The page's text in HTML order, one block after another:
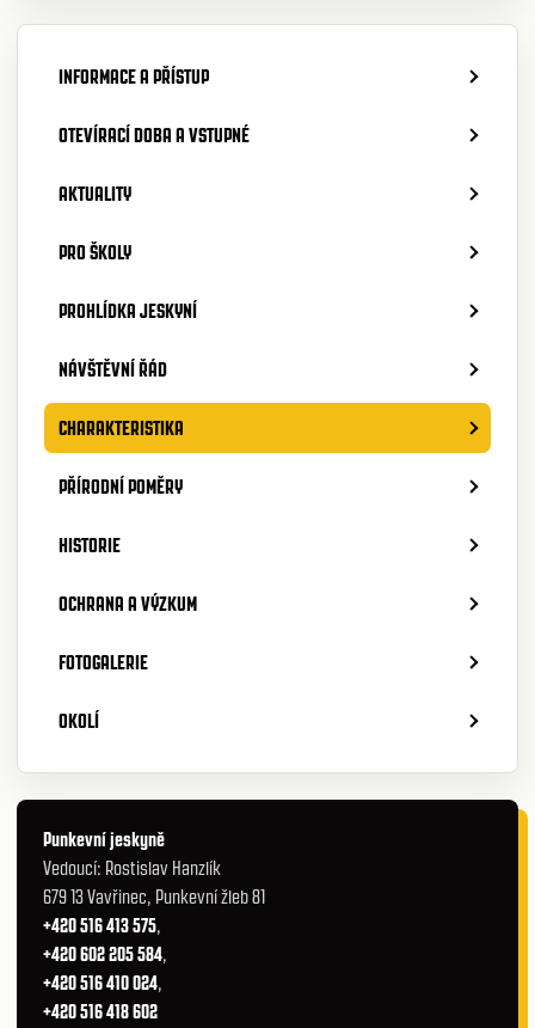
INFORMACE A PŘÍSTUP
OTEVÍRACÍ DOBA A VSTUPNÉ
AKTUALITY
PRO ŠKOLY
PROHLÍDKA JESKYNÍ
NÁVŠTĚVNÍ ŘÁD
CHARAKTERISTIKA
PŘÍRODNÍ POMĚRY
HISTORIE
OCHRANA A VÝZKUM
FOTOGALERIE
OKOLÍ
Punkevní jeskyně
Vedoucí: Rostislav Hanzlík
679 13 Vavřinec, Punkevní žleb 81
+420 516 413 575,
+420 602 205 584,
+420 516 410 024,
+420 516 418 602